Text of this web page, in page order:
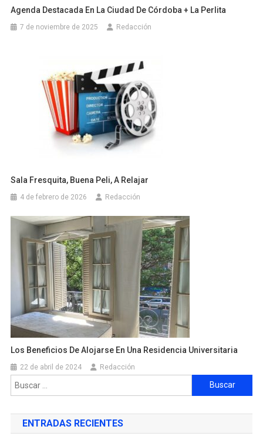
Agenda Destacada En La Ciudad De Córdoba + La Perlita
7 de noviembre de 2025 Redacción
Sala Fresquita, Buena Peli, A Relajar
4 de febrero de 2026 Redacción
Los Beneficios De Alojarse En Una Residencia Universitaria
22 de abril de 2024 Redacción
ENTRADAS RECIENTES